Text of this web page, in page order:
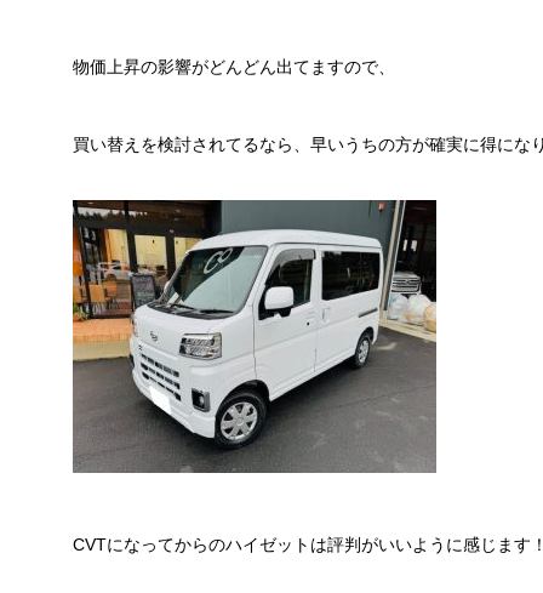
物価上昇の影響がどんどん出てますので、
買い替えを検討されてるなら、早いうちの方が確実に得にな
CVTになってからのハイゼットは評判がいいように感じます！